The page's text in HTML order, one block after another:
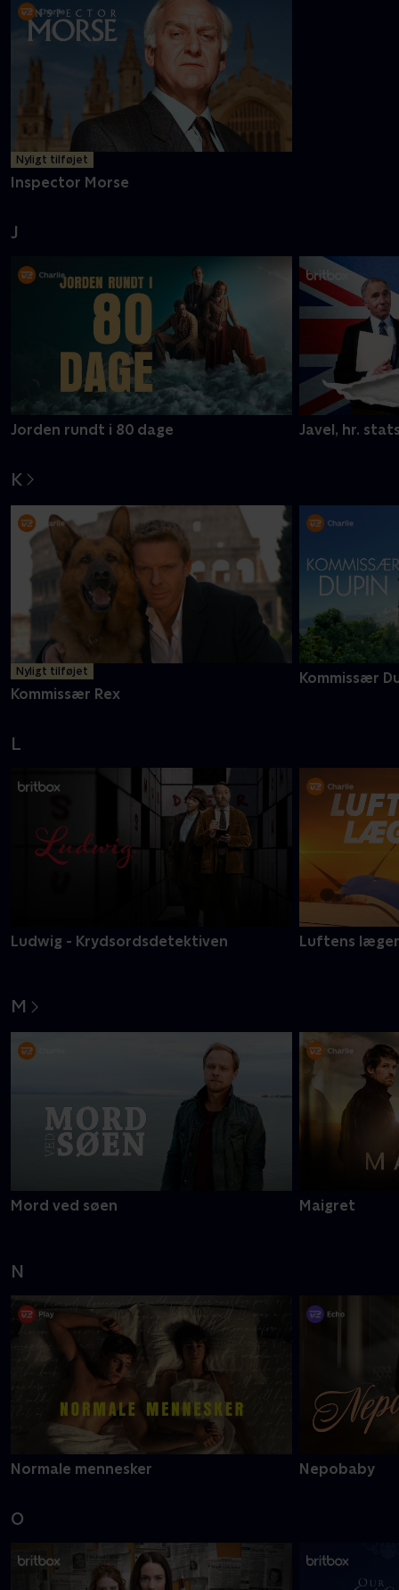
Nyligt tilføjet
Inspector Morse
J
Jorden rundt i 80 dage Javel, hr.
K
Nyligt tilføjet
Kommissær Rex
Kommissær
L
Ludwig - Krydsordsdetektiven Luftens læger
M
Mord ved søen Maigret
N
Normale mennesker Nepobaby
O